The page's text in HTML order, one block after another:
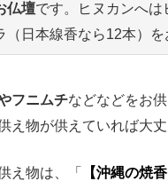
仏壇です。ヒヌカンへ
日本線香なら12本）を
フニムチなどなどをお
え物が供えていれば大丈
え物は、「 【沖縄の焼